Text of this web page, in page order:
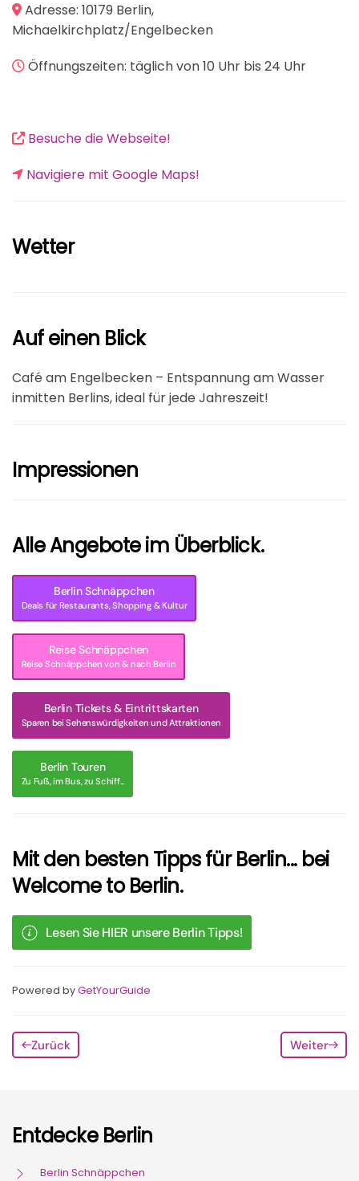
Adresse: 10179 Berlin,
Michaelkirchplatz/Engelbecken
Öffnungszeiten: täglich von 10 Uhr bis 24 Uhr
Besuche die Webseite!
Navigiere mit Google Maps!
Wetter
Auf einen Blick
Café am Engelbecken – Entspannung am Wasser
inmitten Berlins, ideal für jede Jahreszeit!
Impressionen
Alle Angebote im Überblick.
Berlin Schnäppchen
Deals für Restaurants, Shopping & Kultur
Reise Schnäppchen
Reise Schnäppchen von & nach Berlin
Berlin Tickets & Eintrittskarten
Sparen bei Sehenswürdigkeiten und Attraktionen
Berlin Touren
Zu Fuß, im Bus, zu Schiff...
Mit den besten Tipps für Berlin... bei
Welcome to Berlin.
Lesen Sie HIER unsere Berlin Tipps!
Powered byGetYourGuide
Zurück Weiter
Entdecke Berlin
Berlin Schnäppchen